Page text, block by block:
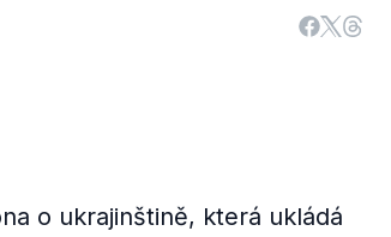
o ukrajinštině, která ukládá